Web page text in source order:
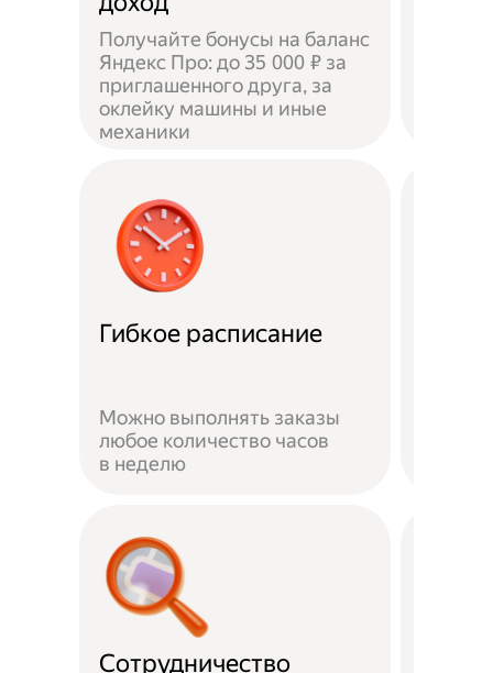
Получайте бонусы на баланс
Яндекс Про: до 35 000 ₽ за
приглашенного друга, за
оклейку машины и иные
механики
Гибкое расписание
Можно выполнять заказы
любое количество часов
в неделю
Сотрудничество